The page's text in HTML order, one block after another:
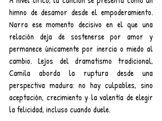
himno de desamor desde el empoderamiento.
Narra ese momento decisivo en el que una
relación deja de sostenerse por amor y
permanece únicamente por inercia o miedo al
cambio. Lejos del dramatismo tradicional,
Camila aborda la ruptura desde una
perspectiva madura: no hay culpables, sino
aceptación, crecimiento y la valentía de elegir
la felicidad, incluso cuando duele.